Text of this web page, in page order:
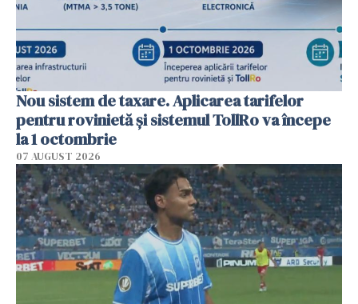
Nou sistem de taxare. Aplicarea tarifelor
pentru rovinietă şi sistemul TollRo va începe
la 1 octombrie
07 AUGUST 2026